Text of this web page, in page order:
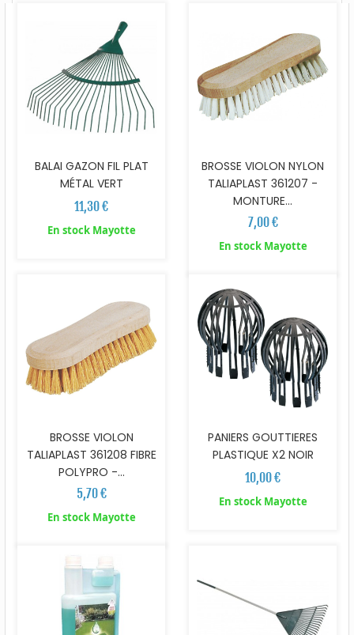
BALAI GAZON FIL PLAT
MÉTAL VERT
11,30 €
En stock Mayotte
BROSSE VIOLON NYLON
TALIAPLAST 361207 -
MONTURE...
7,00 €
En stock Mayotte
BROSSE VIOLON
TALIAPLAST 361208 FIBRE
POLYPRO -...
5,70 €
En stock Mayotte
PANIERS GOUTTIERES
PLASTIQUE X2 NOIR
10,00 €
En stock Mayotte